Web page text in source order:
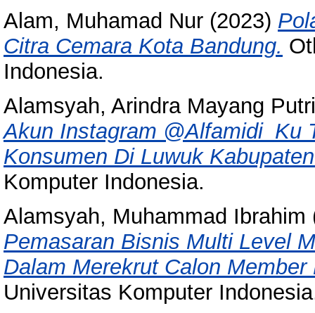
Alam, Muhamad Nur (2023)
Citra Cemara Kota Bandung.
Indonesia.
Alamsyah, Arindra Mayang Putri
Akun Instagram @Alfamidi_Ku
Konsumen Di Luwuk
Komputer Indonesia.
Alamsyah, Muhammad Ibrahim
Pemasaran Bisnis Multi Level
Dalam Merekrut Calon
Universitas Komputer